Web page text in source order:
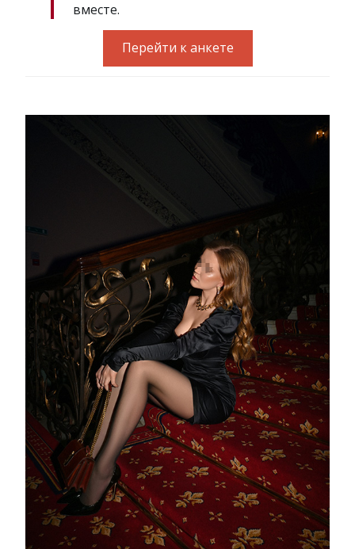
вместе.
Перейти к анкете